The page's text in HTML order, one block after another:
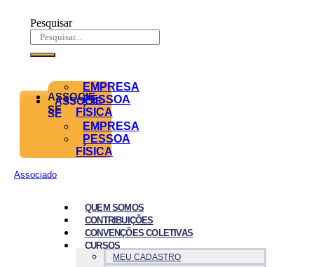
Pesquisar
ASSOCIE-
SE
EMPRESA
PESSOA
FÍSICA
ASSOCIE-
SE
EMPRESA
PESSOA
FÍSICA
Associado
QUEM SOMOS
CONTRIBUIÇÕES
CONVENÇÕES COLETIVAS
CURSOS
MEU CADASTRO